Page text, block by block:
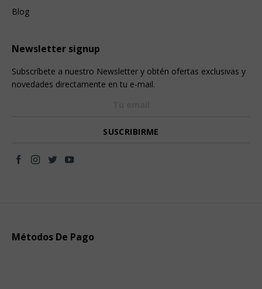
Blog
Newsletter signup
Subscríbete a nuestro Newsletter y obtén ofertas exclusivas y
novedades directamente en tu e-mail.
Métodos De Pago